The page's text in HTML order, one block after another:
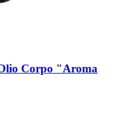
Corpo "Aroma